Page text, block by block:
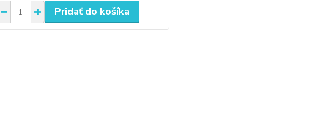
Pridať do košíka